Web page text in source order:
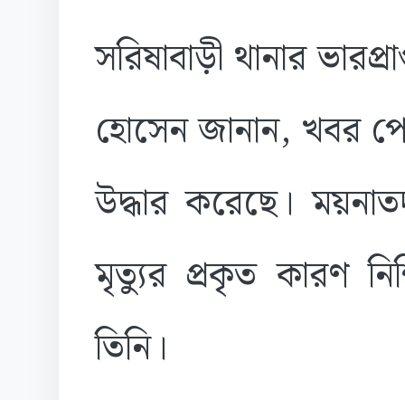
সরিষাবাড়ী থানার
হোসেন জানান, খবর
উদ্ধার করেছে।
মৃত্যুর প্রকৃত কারণ
তিনি।